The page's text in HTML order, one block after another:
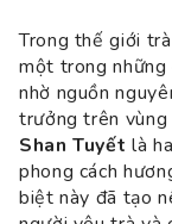
Trong thế giới
một trong những
nhờ nguồn
trưởng trên vùng
Shan Tuyết là
phong cách
biệt này đã tạo